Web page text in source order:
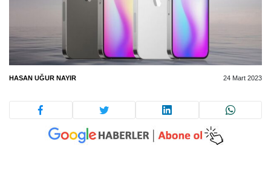
HASAN UĞUR NAYIR 24 Mart 2023